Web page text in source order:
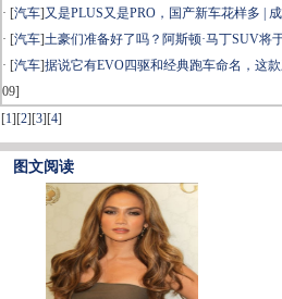
· [汽车]又是PLUS又是PRO，国产新车花样多 |
· [汽车]土豪们准备好了吗？阿斯顿·马丁SUV将
· [汽车]据说它有EVO四驱和经典跑车命名，这
09]
[1][2][3][4]
图文阅读